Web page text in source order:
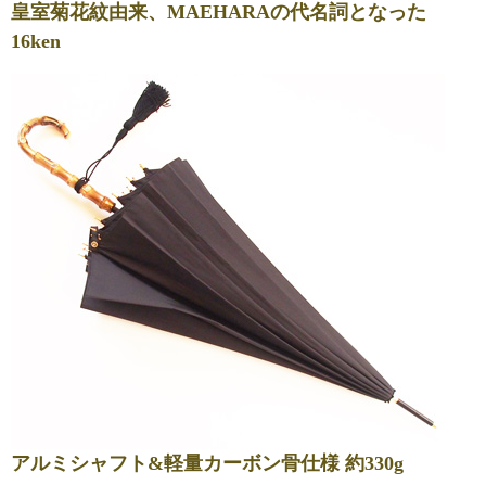
皇室菊花紋由来、MAEHARAの代名詞となった
16ken
アルミシャフト&軽量カーボン骨仕様 約330g